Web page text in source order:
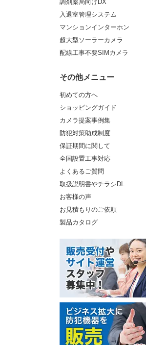
調剤薬局向けDX
入退室管理システム
マンションインターホン
超大型ソーラーカメラ
配線工事不要SIMカメラ
その他メニュー
初めての方へ
ショッピングガイド
カメラ提案事例集
防犯対策助成制度
保証期間に関して
全国設置工事対応
よくあるご質問
取扱説明書やチラシDL
お客様の声
お見積もりのご依頼
製品カタログ